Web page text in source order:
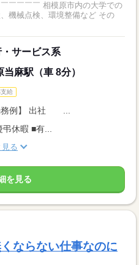
￣￣￣￣ 相模原市内の大学での
械点検、環境整備など その
サービス系
麻駅（車 8分）
給
務例】 出社 ...
弔休暇 ■有...
見る
を見る
ならない仕事なのに